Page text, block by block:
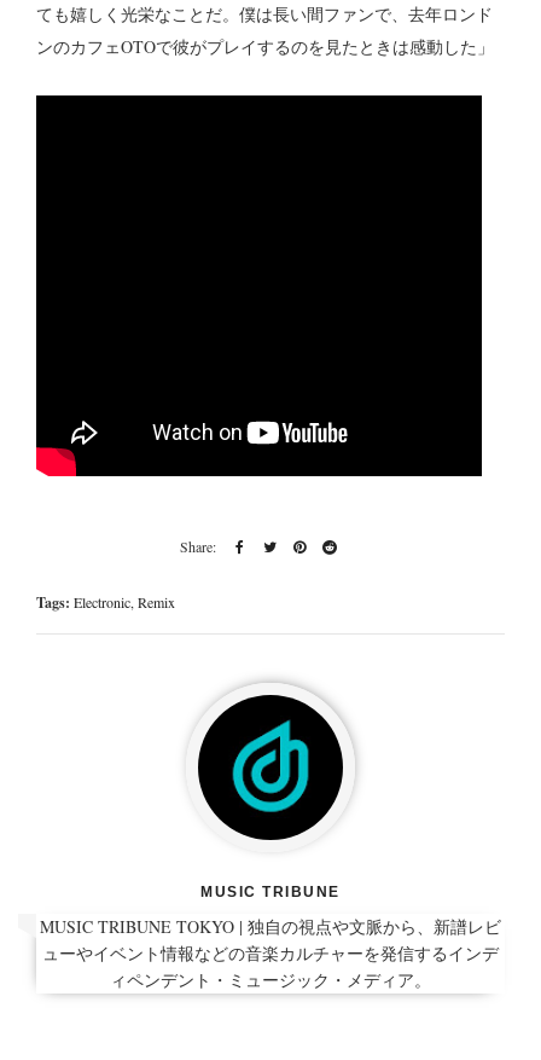
ても嬉しく光栄なことだ。僕は長い間ファンで、去年ロンド
ンのカフェOTOで彼がプレイするのを見たときは感動した」
Tags: Electronic,Remix
MUSIC TRIBUNE
MUSIC TRIBUNE TOKYO | 独自の視点や文脈から、新譜レビ
ューやイベント情報などの音楽カルチャーを発信するインデ
ィペンデント・ミュージック・メディア。